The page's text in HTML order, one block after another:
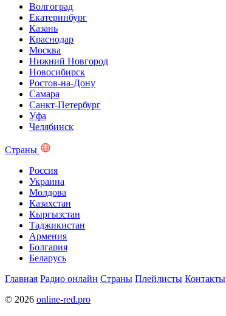
Волгоград
Екатеринбург
Казань
Краснодар
Москва
Нижний Новгород
Новосибирск
Ростов-на-Дону
Самара
Санкт-Петербург
Уфа
Челябинск
Страны
Россия
Украина
Молдова
Казахстан
Кыргызстан
Таджикистан
Армения
Болгария
Беларусь
Главная Радио онлайн Страны Плейлисты Контакты
© 2026 online-red.pro